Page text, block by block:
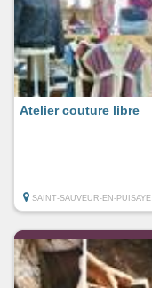
Atelier couture libre
SAINT-SAUVEUR-EN-PUISAYE